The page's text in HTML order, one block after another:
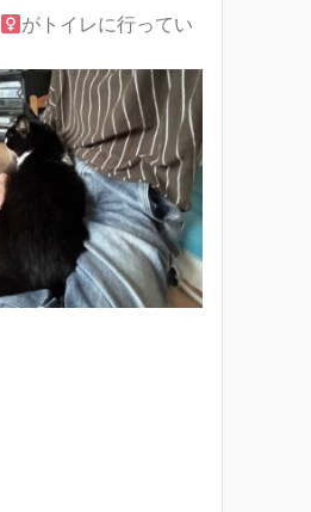
がトイレに行ってい